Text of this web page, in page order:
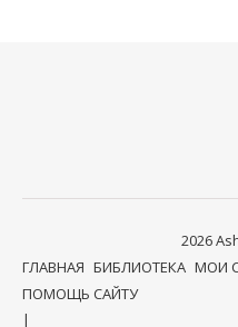
2026
ГЛАВНАЯ БИБЛИОТЕКА МОИ
ПОМОЩЬ САЙТУ